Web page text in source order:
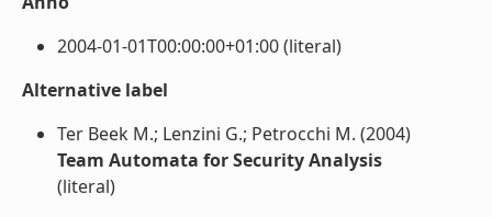
2004-01-01T00:00:00+01:00 (literal)
Alternative label
Ter Beek M.; Lenzini G.; Petrocchi M. (2004)
Team Automata for Security Analysis
(literal)